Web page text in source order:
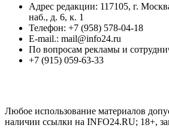
Адрес редакции: 117105, г.
наб., д. 6, к. 1
Телефон: +7 (958) 578-04-18
E-mail.: mail@info24.ru
По вопросам рекламы и
+7 (915) 059-63-33
Любое использование материалов
наличии ссылки на INFO24.RU; 18+,